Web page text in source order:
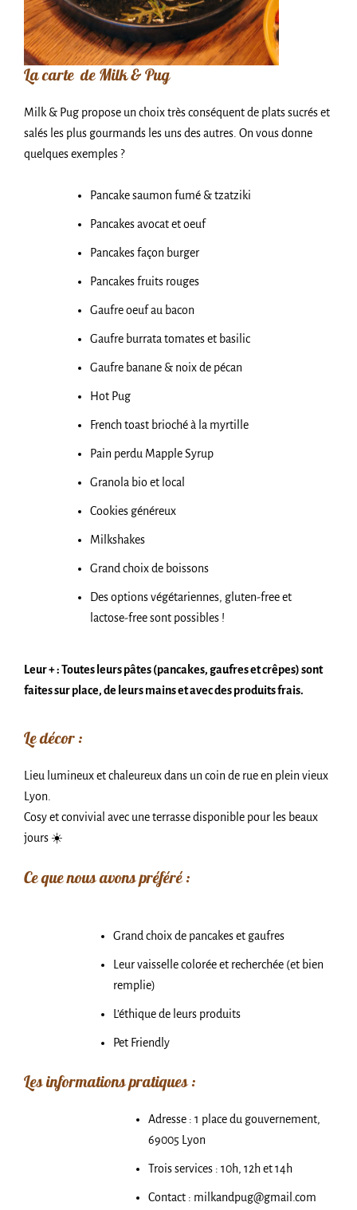
La carte de Milk & Pug
Milk & Pug propose un choix très conséquent de plats sucrés et
salés les plus gourmands les uns des autres. On vous donne
quelques exemples ?
Pancake saumon fumé & tzatziki
Pancakes avocat et oeuf
Pancakes façon burger
Pancakes fruits rouges
Gaufre oeuf au bacon
Gaufre burrata tomates et basilic
Gaufre banane & noix de pécan
Hot Pug
French toast brioché à la myrtille
Pain perdu Mapple Syrup
Granola bio et local
Cookies généreux
Milkshakes
Grand choix de boissons
Des options végétariennes, gluten-free et
lactose-free sont possibles !
Leur + : Toutes leurs pâtes (pancakes, gaufres et crêpes) sont
faites sur place, de leurs mains et avec des produits frais.
Le décor :
Lieu lumineux et chaleureux dans un coin de rue en plein vieux
Lyon.
Cosy et convivial avec une terrasse disponible pour les beaux
jours ☀️
Ce que nous avons préféré :
Grand choix de pancakes et gaufres
Leur vaisselle colorée et recherchée (et bien
remplie)
L’éthique de leurs produits
Pet Friendly
Les informations pratiques :
Adresse : 1 place du gouvernement,
69005 Lyon
Trois services : 10h, 12h et 14h
Contact : milkandpug@gmail.com